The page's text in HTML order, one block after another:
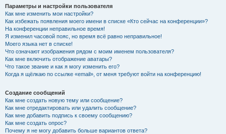
Параметры и настройки пользователя
Как мне изменить мои настройки?
Как избежать появления моего имени в списке «Кто сейчас на конференции»?
На конференции неправильное время!
Я изменил часовой пояс, но время всё равно неправильное!
Моего языка нет в списке!
Что означают изображения рядом с моим именем пользователя?
Как мне включить отображение аватары?
Что такое звание и как я могу изменить его?
Когда я щёлкаю по ссылке «email», от меня требуют войти на конференцию!
Создание сообщений
Как мне создать новую тему или сообщение?
Как мне отредактировать или удалить сообщение?
Как мне добавить подпись к своему сообщению?
Как мне создать опрос?
Почему я не могу добавить больше вариантов ответа?